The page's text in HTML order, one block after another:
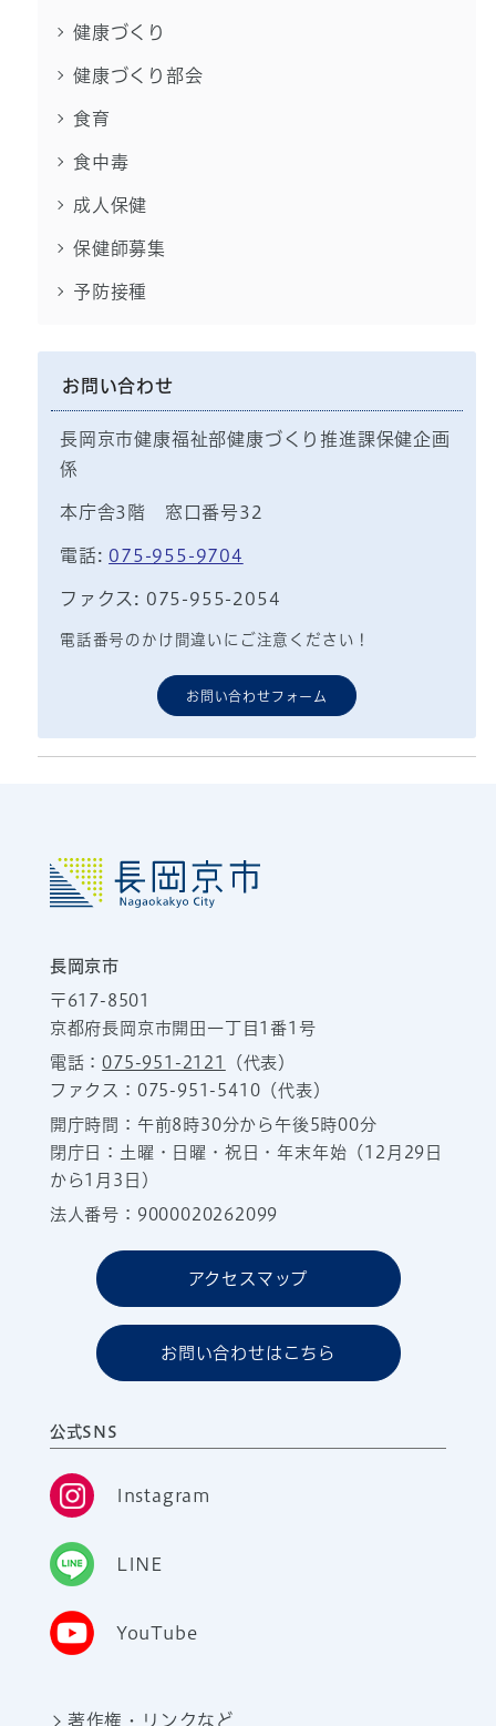
健康づくり
健康づくり部会
食育
食中毒
成人保健
保健師募集
予防接種
お問い合わせ
長岡京市健康福祉部健康づくり推進課保健企画
係
本庁舎3階 窓口番号32
電話: 075-955-9704
ファクス: 075-955-2054
電話番号のかけ間違いにご注意ください！
お問い合わせフォーム
長岡京市
〒617-8501
京都府長岡京市開田一丁目1番1号
電話：075-951-2121
（代表）
ファクス：075-951-5410（代表）
開庁時間：午前8時30分から午後5時00分
閉庁日：土曜・日曜・祝日・年末年始（12月29日
から1月3日）
法人番号：9000020262099
アクセスマップ
お問い合わせはこちら
公式SNS
Instagram
LINE
YouTube
著作権・リンクなど